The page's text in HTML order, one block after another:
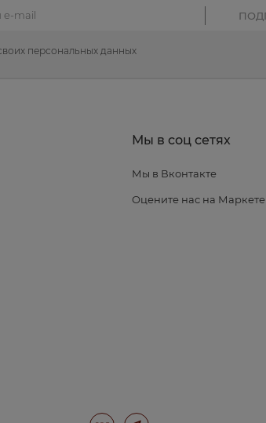
персональных данных
Мы в соц сетях
Мы в Вконтакте
Оцените нас на Маркете